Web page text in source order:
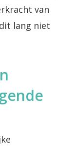
van
lang niet